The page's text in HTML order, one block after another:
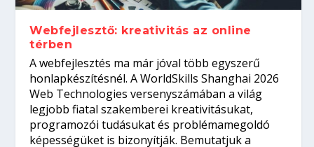
Webfejlesztő: kreativitás az online
térben
A webfejlesztés ma már jóval több egyszerű
honlapkészítésnél. A WorldSkills Shanghai 2026
Web Technologies versenyszámában a világ
legjobb fiatal szakemberei kreativitásukat,
programozói tudásukat és problémamegoldó
képességüket is bizonyítják. Bemutatjuk a